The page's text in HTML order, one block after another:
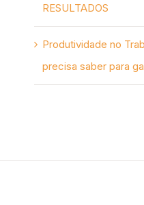
RESULTADOS
Produtividade no
precisa saber para